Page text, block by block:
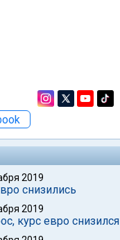
2019
снизились
2019
курс евро снизился